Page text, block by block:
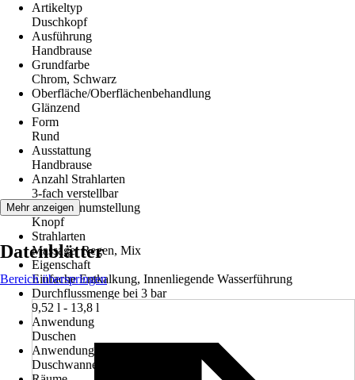
Artikeltyp
Duschkopf
Ausführung
Handbrause
Grundfarbe
Chrom, Schwarz
Oberfläche/Oberflächenbehandlung
Glänzend
Form
Rund
Ausstattung
Handbrause
Anzahl Strahlarten
3-fach verstellbar
Strahlartenumstellung
Knopf
Strahlarten
Massage, Regen, Mix
Eigenschaft
Einfache Entkalkung, Innenliegende Wasserführung
Durchflussmenge bei 3 bar
9,52 l - 13,8 l
Anwendung
Duschen
Anwendungsbereich
Duschwanne, Badewanne
Mehr anzeigen
Datenblätter
Bereich überspringen